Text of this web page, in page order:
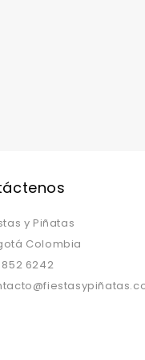
y Piñatas
Colombia
852 6242